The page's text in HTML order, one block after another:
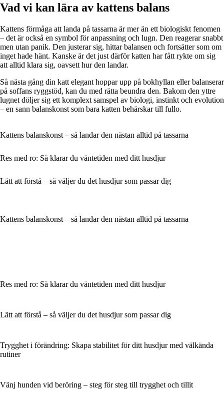
Vad vi kan lära av kattens balans
Kattens förmåga att landa på tassarna är mer än ett biologiskt fenomen
– det är också en symbol för anpassning och lugn. Den reagerar snabbt
men utan panik. Den justerar sig, hittar balansen och fortsätter som om
inget hade hänt. Kanske är det just därför katten har fått rykte om sig
att alltid klara sig, oavsett hur den landar.
Så nästa gång din katt elegant hoppar upp på bokhyllan eller balanserar
på soffans ryggstöd, kan du med rätta beundra den. Bakom den yttre
lugnet döljer sig ett komplext samspel av biologi, instinkt och evolution
– en sann balanskonst som bara katten behärskar till fullo.
Kattens balanskonst – så landar den nästan alltid på tassarna
Res med ro: Så klarar du väntetiden med ditt husdjur
Lätt att förstå – så väljer du det husdjur som passar dig
Kattens balanskonst – så landar den nästan alltid på tassarna
Res med ro: Så klarar du väntetiden med ditt husdjur
Lätt att förstå – så väljer du det husdjur som passar dig
Trygghet i förändring: Skapa stabilitet för ditt husdjur med välkända
rutiner
Vänj hunden vid beröring – steg för steg till trygghet och tillit